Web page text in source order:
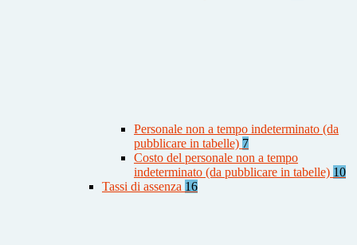
Personale non a tempo indeterminato (da
pubblicare in tabelle) 7
Costo del personale non a tempo
indeterminato (da pubblicare in tabelle) 10
Tassi di assenza 16